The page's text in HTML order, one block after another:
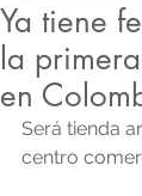
Ya tiene
la
en
Será tienda
centro